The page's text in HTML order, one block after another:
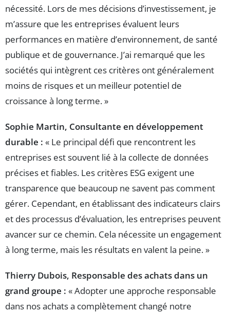
nécessité. Lors de mes décisions d’investissement, je
m’assure que les entreprises évaluent leurs
performances en matière d’environnement, de santé
publique et de gouvernance. J’ai remarqué que les
sociétés qui intègrent ces critères ont généralement
moins de risques et un meilleur potentiel de
croissance à long terme. »
Sophie Martin, Consultante en développement
durable : « Le principal défi que rencontrent les
entreprises est souvent lié à la collecte de données
précises et fiables. Les critères ESG exigent une
transparence que beaucoup ne savent pas comment
gérer. Cependant, en établissant des indicateurs clairs
et des processus d’évaluation, les entreprises peuvent
avancer sur ce chemin. Cela nécessite un engagement
à long terme, mais les résultats en valent la peine. »
Thierry Dubois, Responsable des achats dans un
grand groupe : « Adopter une approche responsable
dans nos achats a complètement changé notre